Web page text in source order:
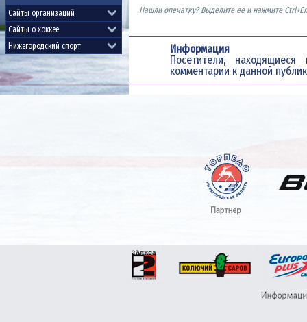
Нашли опечатку? Выделите ее и нажмите
Информация
Посетители,
комментарии к данной